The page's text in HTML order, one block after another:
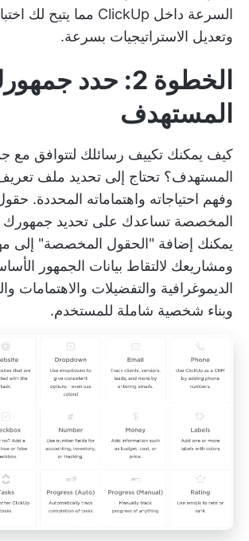
السرعة داخل ClickUp
مما يتيح لك
وتعديل الاستراتيجيات بسرعة.
الخطوة 2: حدد
المستهدف
كيف يمكنك تكييف رسائلك لتتوافق مع
المستهدف؟ تحتاج إلى تحديد ملف
وفهم احتياجاته واهتماماته المحددة.
المخصصة تساعدك على تحديد
يمكنك إضافة "الحقول المخصصة" إلى
ومشاريعك لالتقاط بيانات الجمهور
الديموغرافية والتفضيلات والاهتمامات
وبناء شخصية شاملة للمستخدم.